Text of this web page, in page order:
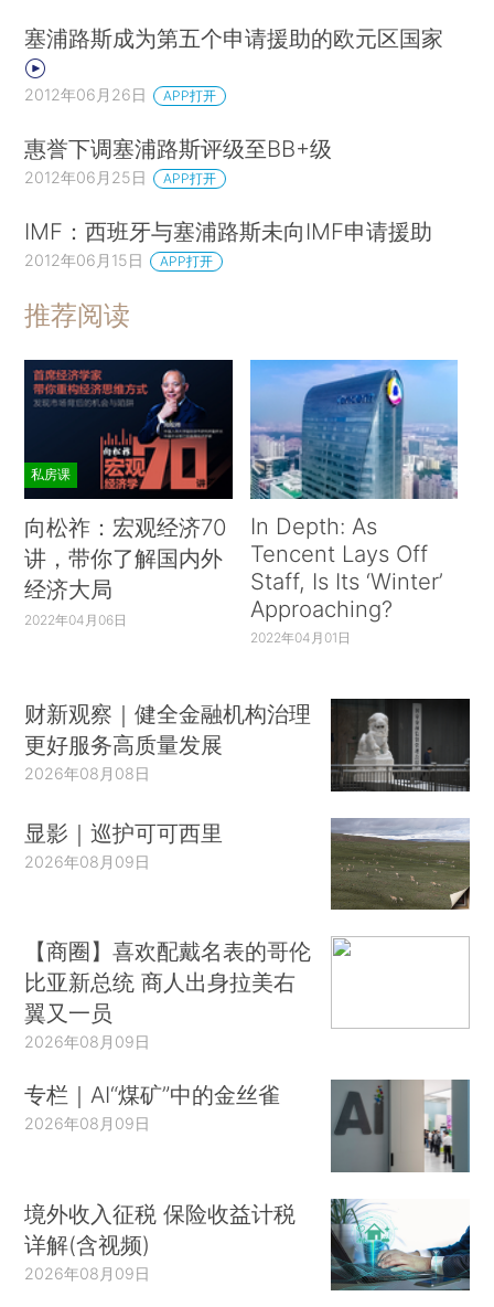
塞浦路斯成为第五个申请援助的欧元区国家
2012年06月26日 APP打开
惠誉下调塞浦路斯评级至BB+级
2012年06月25日 APP打开
IMF：西班牙与塞浦路斯未向IMF申请援助
2012年06月15日 APP打开
推荐阅读
私房课
向松祚：宏观经济70
讲，带你了解国内外
经济大局
2022年04月06日
In Depth: As
Tencent Lays Off
Staff, Is Its ‘Winter’
Approaching?
2022年04月01日
财新观察｜健全金融机构治理
更好服务高质量发展
2026年08月08日
显影｜巡护可可西里
2026年08月09日
【商圈】喜欢配戴名表的哥伦
比亚新总统 商人出身拉美右
翼又一员
2026年08月09日
专栏｜AI“煤矿”中的金丝雀
2026年08月09日
境外收入征税 保险收益计税
详解(含视频)
2026年08月09日